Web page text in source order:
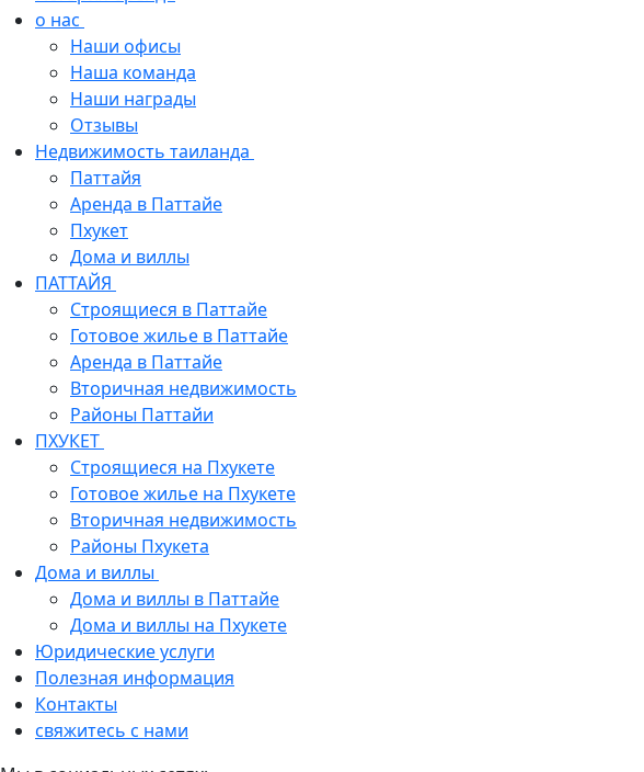
о нас
Наши офисы
Наша команда
Наши награды
Отзывы
Недвижимость таиланда
Паттайя
Аренда в Паттайе
Пхукет
Дома и виллы
ПАТТАЙЯ
Строящиеся в Паттайе
Готовое жилье в Паттайе
Аренда в Паттайе
Вторичная недвижимость
Районы Паттайи
ПХУКЕТ
Строящиеся на Пхукете
Готовое жилье на Пхукете
Вторичная недвижимость
Районы Пхукета
Дома и виллы
Дома и виллы в Паттайе
Дома и виллы на Пхукете
Юридические услуги
Полезная информация
Контакты
свяжитесь с нами